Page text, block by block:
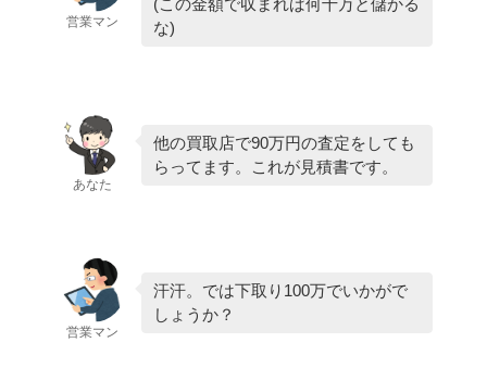
営業マン
(この金額で収まれば何十万と儲かる
な)
あなた
他の買取店で90万円の査定をしても
らってます。これが見積書です。
営業マン
汗汗。では下取り100万でいかがで
しょうか？